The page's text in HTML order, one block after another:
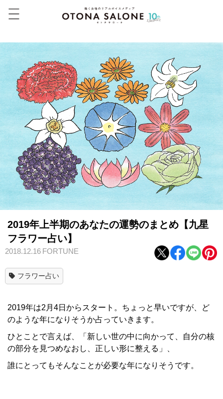
2019年上半期のあなたの運勢のまとめ【九星
フラワー占い】
2018.12.16 FORTUNE
フラワー占い
2019年は2月4日からスタート。ちょっと早いですが、ど
のような年になりそうか占っていきます。
ひとことで言えば、「新しい世の中に向かって、自分の核
の部分を見つめなおし、正しい形に整える」、
誰にとってもそんなことが必要な年になりそうです。